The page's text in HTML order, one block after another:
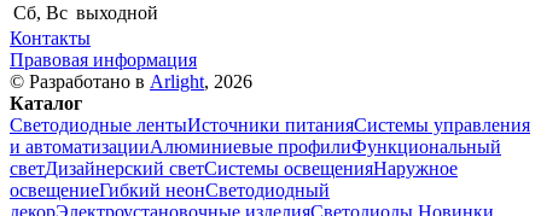
Сб, Вс выходной
Контакты
Правовая информация
© Разработано в Arlight, 2026
Каталог
Светодиодные лентыИсточники питанияСистемы управления
и автоматизацииАлюминиевые профилиФункциональный
светДизайнерский светСистемы освещенияНаружное
освещениеГибкий неонСветодиодный
декорЭлектроустановочные изделияСветодиоды Новинки